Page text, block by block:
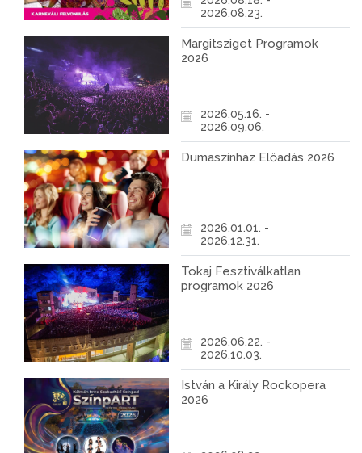
2026.08.23.
Margitsziget Programok
2026
2026.05.16. -
2026.09.06.
Dumaszínház Előadás 2026
2026.01.01. -
2026.12.31.
Tokaj Fesztiválkatlan
programok 2026
2026.06.22. -
2026.10.03.
István a Király Rockopera
2026